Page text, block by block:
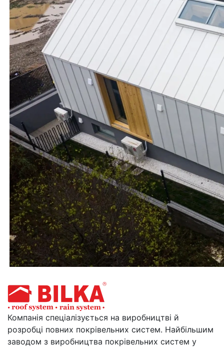
Компанія спеціалізується на виробництві й
розробці повних покрівельних систем. Найбільшим
заводом з виробництва покрівельних систем у